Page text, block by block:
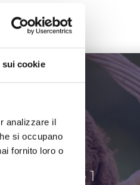
cookie
analizzare il
si occupano
fornito loro o
Il Numero 1